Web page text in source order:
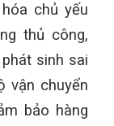
chủ yếu
thủ công,
sinh sai
vận chuyển
bảo hàng